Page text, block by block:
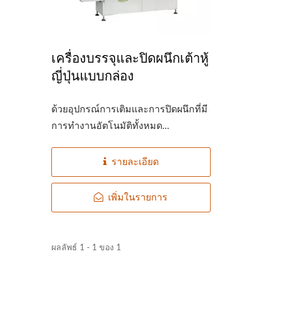
เครื่องบรรจุและปิดผนึกเต้าหู้
ญี่ปุ่นแบบกล่อง
ด้วยอุปกรณ์การเติมและการปิดผนึกที่มี
การทำงานอัตโนมัติทั้งหมด...
รายละเอียด
เพิ่มในรายการ
ผลลัพธ์ 1 - 1 ของ 1
220 กก. จากถั่วแห้ง